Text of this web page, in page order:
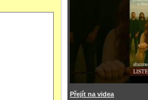
Přejít na videa